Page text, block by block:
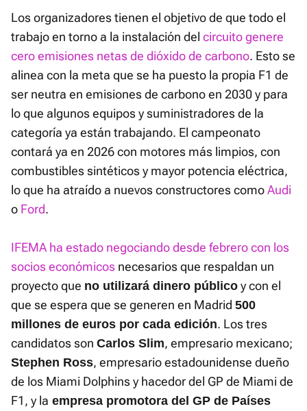
Los organizadores tienen el objetivo de que todo el
trabajo en torno a la instalación del circuito genere
cero emisiones netas de dióxido de carbono. Esto se
alinea con la meta que se ha puesto la propia F1 de
ser neutra en emisiones de carbono en 2030 y para
lo que algunos equipos y suministradores de la
categoría ya están trabajando. El campeonato
contará ya en 2026 con motores más limpios, con
combustibles sintéticos y mayor potencia eléctrica,
lo que ha atraído a nuevos constructores comoAudi
o Ford.
IFEMA ha estado negociando desde febrero con los
socios económicos necesarios que respaldan un
proyecto que no utilizará dinero público y con el
que se espera que se generen en Madrid 500
millones de euros por cada edición. Los tres
candidatos son Carlos Slim, empresario mexicano;
Stephen Ross, empresario estadounidense dueño
de los Miami Dolphins y hacedor del GP de Miami de
F1, y la empresa promotora del GP de Países